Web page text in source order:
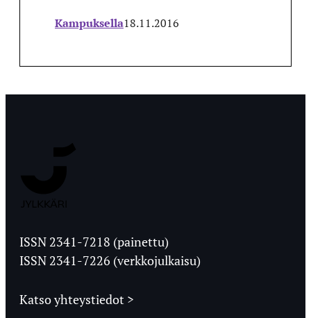
Kampuksella18.11.2016
Ylioppilaslehti
ISSN 2341-7218 (painettu)
ISSN 2341-7226 (verkkojulkaisu)
Katso yhteystiedot >